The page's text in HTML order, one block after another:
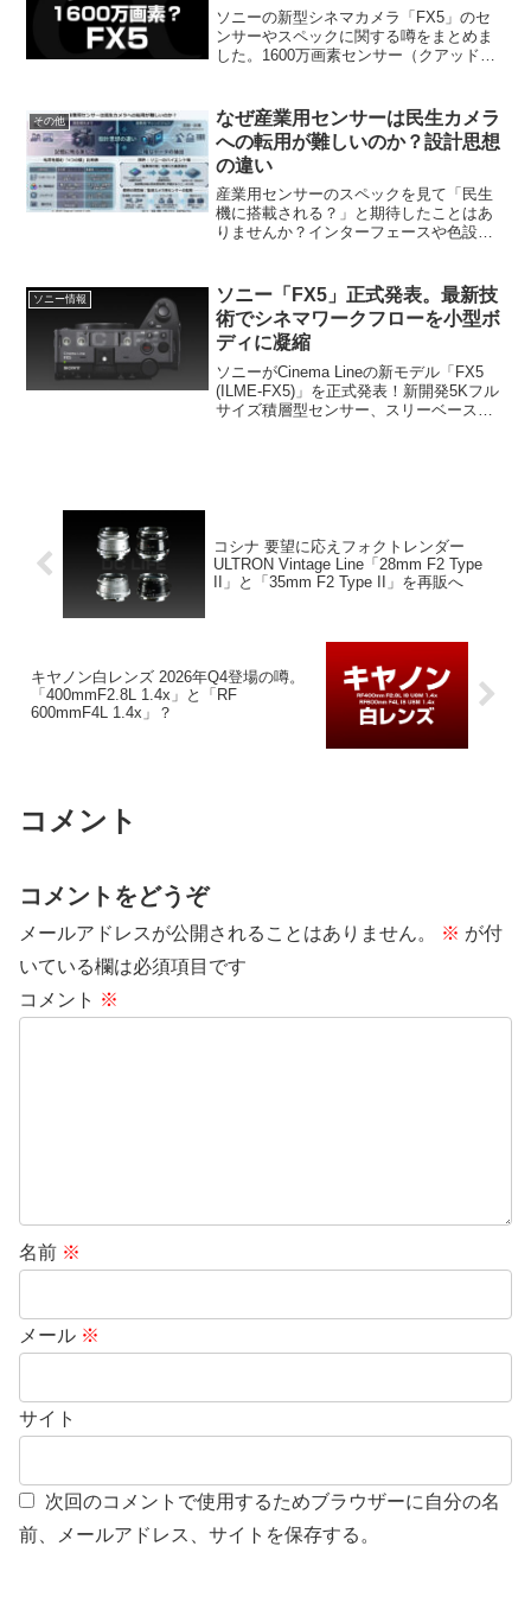
ソニーの新型シネマカメラ「FX5」のセ
ンサーやスペックに関する噂をまとめま
した。1600万画素センサー（クアッドベ
るという最新情報もご紹介します。
その他
なぜ産業用センサーは民生カメラ
への転用が難しいのか？設計思想
の違い
産業用センサーのスペックを見て「民生
機に搭載される？」と期待したことはあ
りませんか？インターフェースや色設
転用可能な理由を技術的視点から分かり
やすく解説します。
ソニー情報
ソニー「FX5」正式発表。最新技
術でシネマワークフローを小型ボ
ディに凝縮
ソニーがCinema Lineの新モデル「FX5
(ILME-FX5)」を正式発表！新開発5Kフル
サイズ積層型センサー、スリーベース
コシナ 要望に応えフォクトレンダー
ULTRON Vintage Line「28mm F2 Type
II」と「35mm F2 Type II」を再販へ
キヤノン白レンズ 2026年Q4登場の噂。
「400mmF2.8L 1.4x」と「RF
600mmF4L 1.4x」？
コメント
コメントをどうぞ
メールアドレスが公開されることはありません。 ※ が付
いている欄は必須項目です
コメント ※
名前 ※
メール ※
サイト
次回のコメントで使用するためブラウザーに自分の名
前、メールアドレス、サイトを保存する。